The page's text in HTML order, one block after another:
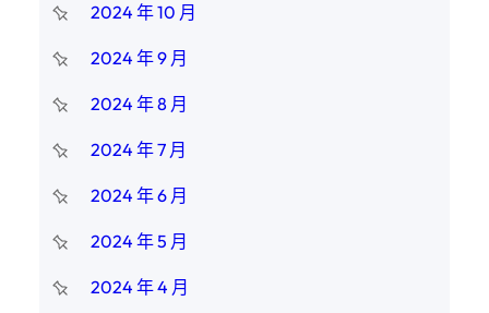
2024 年 10 月
2024 年 9 月
2024 年 8 月
2024 年 7 月
2024 年 6 月
2024 年 5 月
2024 年 4 月